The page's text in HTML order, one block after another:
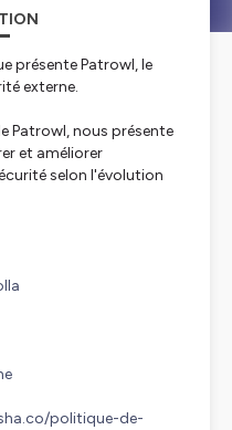
présente Patrowl, le
externe.
Patrowl, nous présente
et améliorer
selon l'évolution
politique-de-